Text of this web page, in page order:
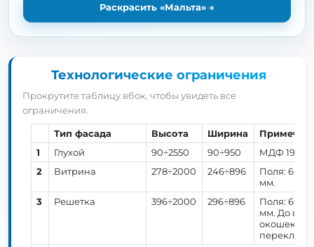
Раскрасить «Мальта» →
Технологические ограничения
Прокрутите таблицу вбок, чтобы увидеть все
ограничения.
Тип фасада Высота Ширина
1
Глухой 90÷2550 90÷950
МДФ 19 мм.
2
Витрина 278÷2000 246÷896
Поля: 60
мм.
3
Решетка 396÷2000 296÷896
Поля: 60
мм. До
окошек,